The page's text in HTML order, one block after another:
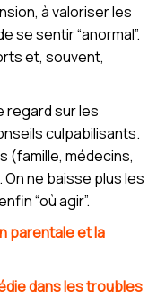
à valoriser les
se sentir “anormal”.
et, souvent,
regard sur les
culpabilisants.
(famille, médecins,
On ne baisse plus les
“où agir”.
parentale et la
dans les troubles